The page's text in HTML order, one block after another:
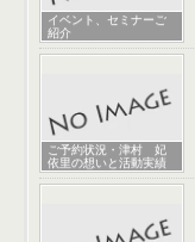
イベント、セミナーご
紹介
ご予約状況・津村 妃
依里の想いと活動実績